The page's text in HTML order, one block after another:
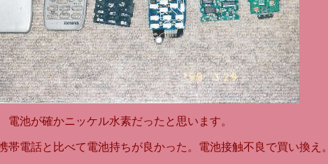
電池が確かニッケル水素だったと思います。
帯電話と比べて電池持ちが良かった。電池接触不良で買い換え。